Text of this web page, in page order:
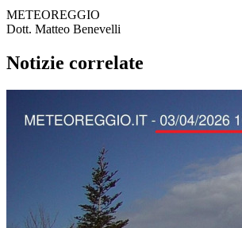
METEOREGGIO
Dott. Matteo Benevelli
Notizie correlate